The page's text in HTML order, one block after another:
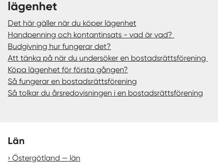
lägenhet
Det här gäller när du köper lägenhet
Handpenning och kontantinsats - vad är vad?
Budgivning hur fungerar det?
Att tänka på när du undersöker en bostadsrättsförening
Köpa lägenhet för första gången?
Så fungerar en bostadsrättsförening
Så tolkar du årsredovisningen i en bostadsrättsförening
Län
Östergötland — län